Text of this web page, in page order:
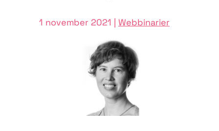
1 november 2021 | Webbinarier